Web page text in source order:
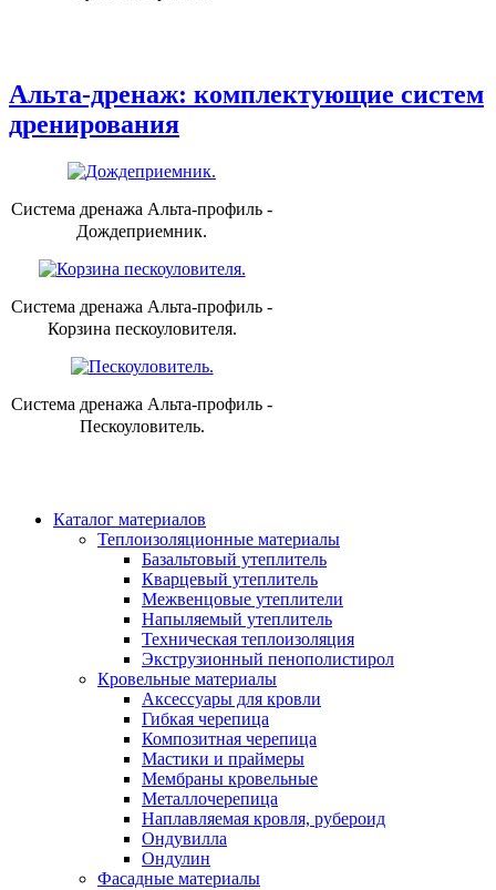
Альта-дренаж: комплектующие систем
дренирования
Система дренажа Альта-профиль -
Дождеприемник.
Система дренажа Альта-профиль -
Корзина пескоуловителя.
Система дренажа Альта-профиль -
Пескоуловитель.
Каталог материалов
Теплоизоляционные материалы
Базальтовый утеплитель
Кварцевый утеплитель
Межвенцовые утеплители
Напыляемый утеплитель
Техническая теплоизоляция
Экструзионный пенополистирол
Кровельные материалы
Аксессуары для кровли
Гибкая черепица
Композитная черепица
Мастики и праймеры
Мембраны кровельные
Металлочерепица
Наплавляемая кровля, рубероид
Ондувилла
Ондулин
Фасадные материалы